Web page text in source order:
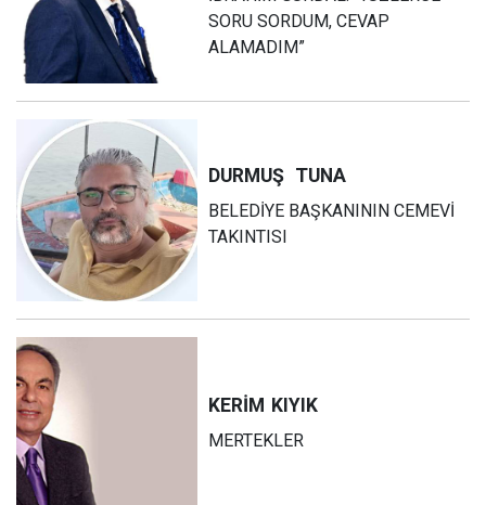
SORU SORDUM, CEVAP
ALAMADIM”
DURMUŞ TUNA
BELEDİYE BAŞKANININ CEMEVİ
TAKINTISI
KERİM KIYIK
MERTEKLER